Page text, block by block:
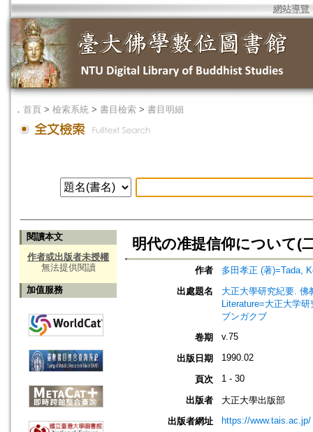
網站導覽
． 首頁 > 檢索系統 > 書目檢索 > 書目明細
閱讀本文
作者或出版者未授權
無法提供閱讀
加值服務
明代の准提信仰について
作者
多田孝正 (著)=Tada,
出處題名
大正大學研究紀要. 佛
Literature=大正大学
ブンガクブ
卷期
v.75
出版日期 1990.02
頁次 1 - 30
出版者
大正大學出版部
出版者網址
https://www.tais.ac.jp/